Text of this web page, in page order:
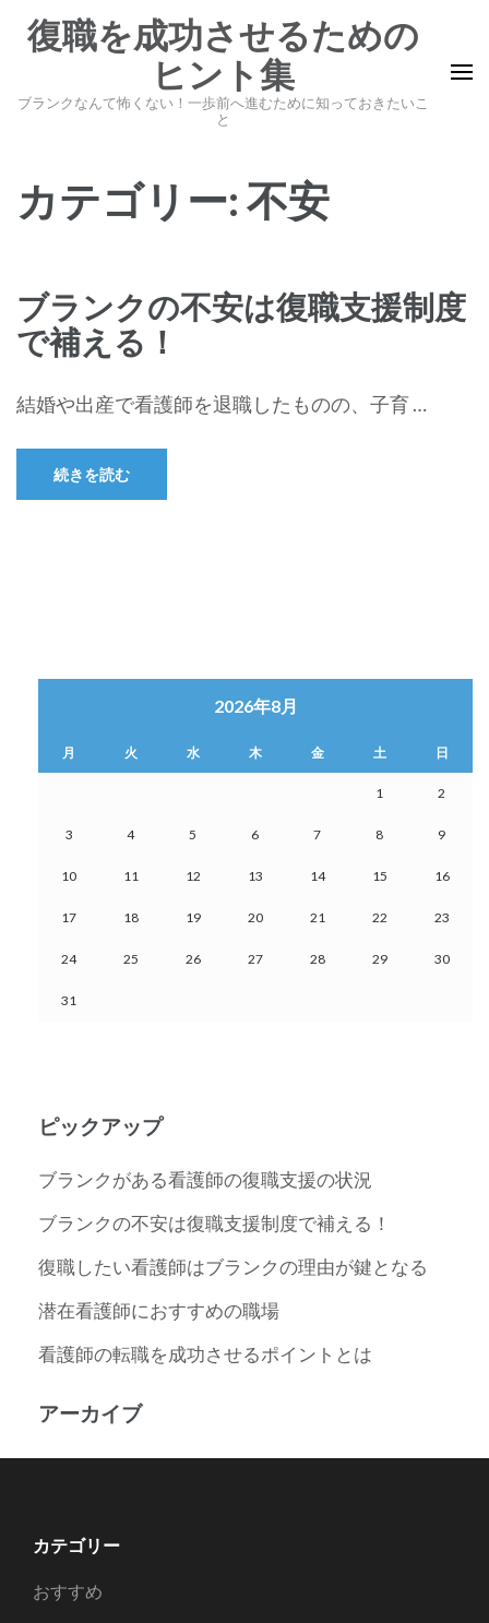
(Enter
す)
復職を成功させるための
ヒント集
ブランクなんて怖くない！一歩前へ進むために知っておきたいこ
と
カテゴリー:不安
ブランクの不安は復職支援制度
で補える！
結婚や出産で看護師を退職したものの、子育 …
続きを読む
2026年8月
月 火 水 木 金 土 日
1 2
3 4 5 6 7 8 9
10 11 12 13 14 15 16
17 18 19 20 21 22 23
24 25 26 27 28 29 30
31
ピックアップ
ブランクがある看護師の復職支援の状況
ブランクの不安は復職支援制度で補える！
復職したい看護師はブランクの理由が鍵となる
潜在看護師におすすめの職場
看護師の転職を成功させるポイントとは
アーカイブ
カテゴリー
おすすめ